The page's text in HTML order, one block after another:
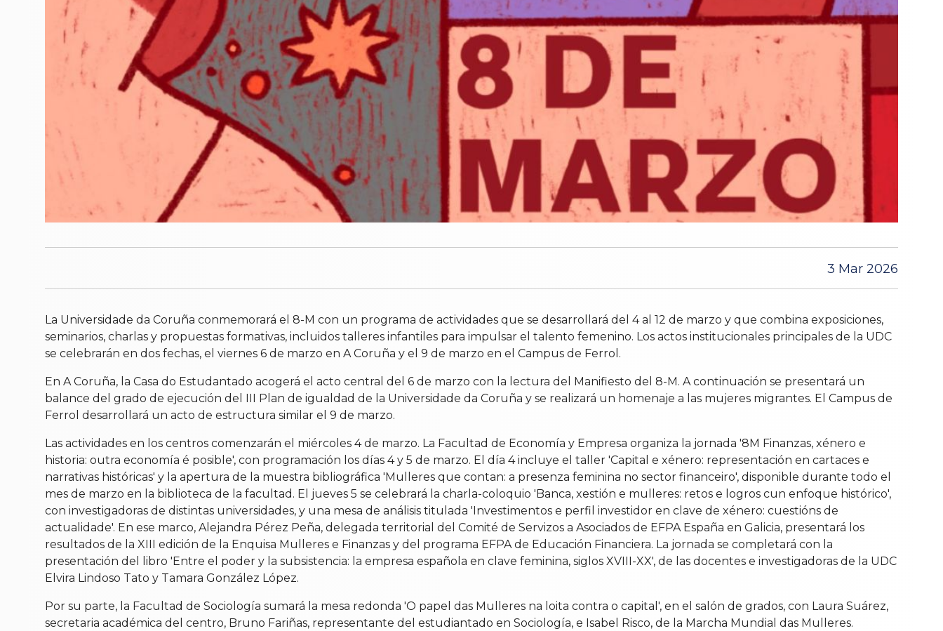
3 Mar 2026
La Universidade da Coruña conmemorará el 8-M con un programa de actividades que se desarrollará del 4 al 12 de marzo y que combina exposiciones,
seminarios, charlas y propuestas formativas, incluidos talleres infantiles para impulsar el talento femenino. Los actos institucionales principales de la UDC
se celebrarán en dos fechas, el viernes 6 de marzo en A Coruña y el 9 de marzo en el Campus de Ferrol.
En A Coruña, la Casa do Estudantado acogerá el acto central del 6 de marzo con la lectura del Manifiesto del 8-M. A continuación se presentará un
balance del grado de ejecución del III Plan de igualdad de la Universidade da Coruña y se realizará un homenaje a las mujeres migrantes. El Campus de
Ferrol desarrollará un acto de estructura similar el 9 de marzo.
Las actividades en los centros comenzarán el miércoles 4 de marzo. La Facultad de Economía y Empresa organiza la jornada '8M Finanzas, xénero e
historia: outra economía é posible', con programación los días 4 y 5 de marzo. El día 4 incluye el taller 'Capital e xénero: representación en cartaces e
narrativas históricas' y la apertura de la muestra bibliográfica 'Mulleres que contan: a presenza feminina no sector financeiro', disponible durante todo el
mes de marzo en la biblioteca de la facultad. El jueves 5 se celebrará la charla-coloquio 'Banca, xestión e mulleres: retos e logros cun enfoque histórico',
con investigadoras de distintas universidades, y una mesa de análisis titulada 'Investimentos e perfil investidor en clave de xénero: cuestións de
actualidade'. En ese marco, Alejandra Pérez Peña, delegada territorial del Comité de Servizos a Asociados de EFPA España en Galicia, presentará los
resultados de la XIII edición de la Enquisa Mulleres e Finanzas y del programa EFPA de Educación Financiera. La jornada se completará con la
presentación del libro 'Entre el poder y la subsistencia: la empresa española en clave feminina, siglos XVIII-XX', de las docentes e investigadoras de la UDC
Elvira Lindoso Tato y Tamara González López.
Por su parte, la Facultad de Sociología sumará la mesa redonda 'O papel das Mulleres na loita contra o capital', en el salón de grados, con Laura Suárez,
secretaria académica del centro, Bruno Fariñas, representante del estudiantado en Sociología, e Isabel Risco, de la Marcha Mundial das Mulleres.